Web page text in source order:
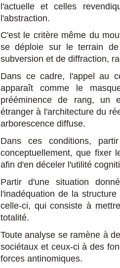
l'actuelle et celles
l'abstraction.
C'est le critère même du
se déploie sur le terrain
subversion et de diffraction,
Dans ce cadre, l'appel au
apparaît comme le
prééminence de rang, un
étranger à l'architecture du
arborescence diffuse.
Dans ces conditions,
conceptuellement, que fixer
afin d'en déceler l'utilité
Partir d'une situation
l'inadéquation de la
celle-ci, qui consiste à
totalité.
Toute analyse se ramène à
sociétaux et ceux-ci à des
forces antinomiques.